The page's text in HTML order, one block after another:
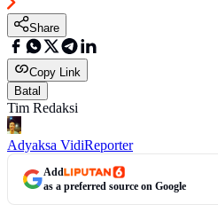
Share
Copy Link
Batal
Tim Redaksi
Adyaksa VidiReporter
Add
as a preferred source on Google